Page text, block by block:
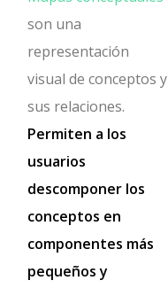
son una
representación
visual de conceptos y
sus relaciones.
Permiten a los
usuarios
descomponer los
conceptos en
componentes más
pequeños y